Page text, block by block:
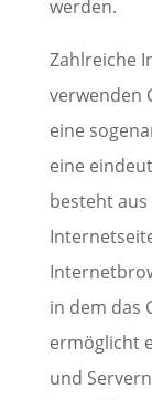
werden.
Zahlreiche
verwenden
eine
eine
besteht
in dem das
ermöglicht
und